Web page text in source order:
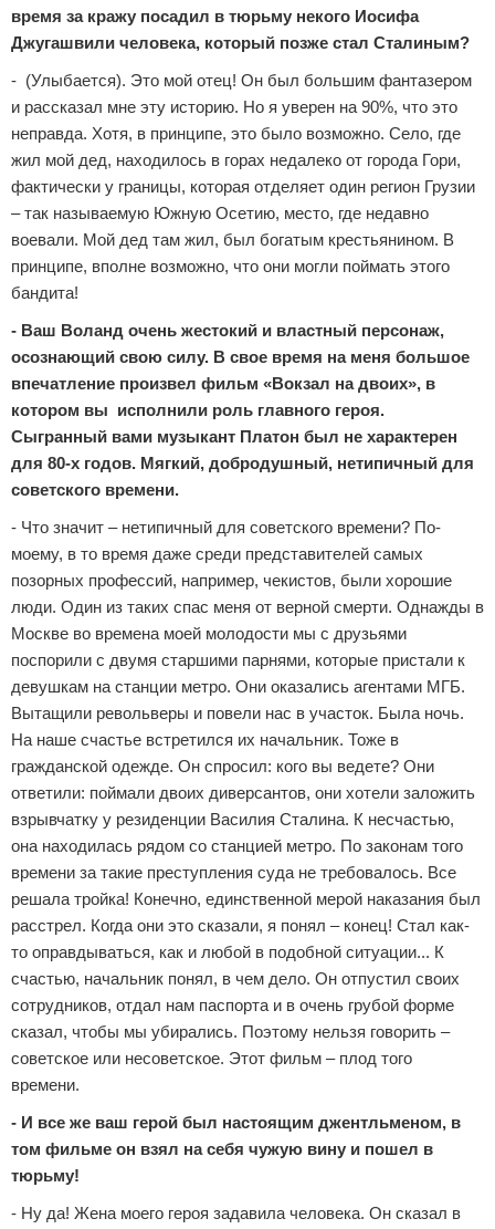
время за кражу посадил в тюрьму некого Иосифа
Джугашвили человека, который позже стал Сталиным?
- (Улыбается). Это мой отец! Он был большим фантазером
и рассказал мне эту историю. Но я уверен на 90%, что это
неправда. Хотя, в принципе, это было возможно. Село, где
жил мой дед, находилось в горах недалеко от города Гори,
фактически у границы, которая отделяет один регион Грузии
– так называемую Южную Осетию, место, где недавно
воевали. Мой дед там жил, был богатым крестьянином. В
принципе, вполне возможно, что они могли поймать этого
бандита!
- Ваш Воланд очень жестокий и властный персонаж,
осознающий свою силу. В свое время на меня большое
впечатление произвел фильм «Вокзал на двоих», в
котором вы
исполнили роль главного героя.
Сыгранный вами музыкант Платон был не характерен
для 80-х годов. Мягкий, добродушный, нетипичный для
советского времени.
- Что значит – нетипичный для советского времени? По-
моему, в то время даже среди представителей самых
позорных профессий, например, чекистов, были хорошие
люди. Один из таких спас меня от верной смерти. Однажды в
Москве во времена моей молодости мы с друзьями
поспорили с двумя старшими парнями, которые пристали к
девушкам на станции метро. Они оказались агентами МГБ.
Вытащили револьверы и повели нас в участок. Была ночь.
На наше счастье встретился их начальник. Тоже в
гражданской одежде. Он спросил: кого вы ведете? Они
ответили: поймали двоих диверсантов, они хотели заложить
взрывчатку у резиденции Василия Сталина. К несчастью,
она находилась рядом со станцией метро. По законам того
времени за такие преступления суда не требовалось. Все
решала тройка! Конечно, единственной мерой наказания был
расстрел. Когда они это сказали, я понял – конец! Стал как-
то оправдываться, как и любой в подобной ситуации... К
счастью, начальник понял, в чем дело. Он отпустил своих
сотрудников, отдал нам паспорта и в очень грубой форме
сказал, чтобы мы убирались. Поэтому нельзя говорить –
советское или несоветское. Этот фильм – плод того
времени.
- И все же ваш герой был настоящим джентльменом, в
том фильме он взял на себя чужую вину и пошел в
тюрьму!
- Ну да! Жена моего героя задавила человека. Он сказал в